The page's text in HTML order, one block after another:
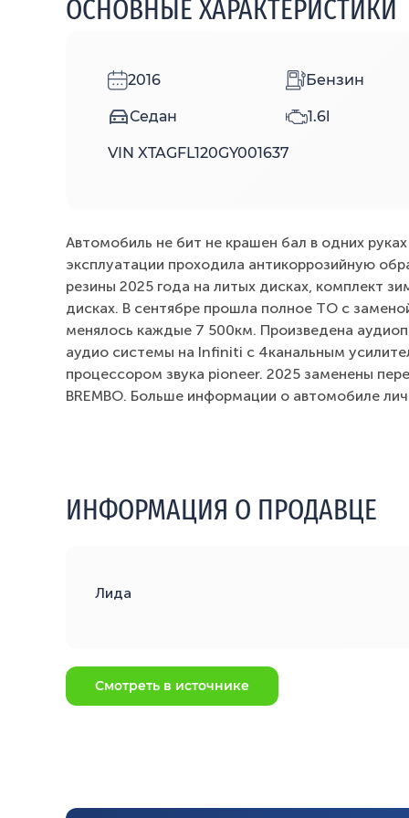
ОСНОВНЫЕ ХАРАКТЕРИСТИКИ
2016 Бензин
Седан 1.6l
VIN XTAGFL120GY001637
Автомобиль не бит не крашен бал в одних
эксплуатации проходила антикоррозийную
резины 2025 года на литых дисках, комплект
дисках. В сентябре прошла полное ТО с
менялось каждые 7 500км. Произведена
аудио системы на Infiniti с 4канальным
процессором звука pioneer. 2025 заменены
BREMBO. Больше информации о автомобиле
ИНФОРМАЦИЯ О ПРОДАВЦЕ
Лида
Смотреть в источнике